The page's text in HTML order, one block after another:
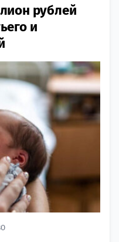
рублей
и